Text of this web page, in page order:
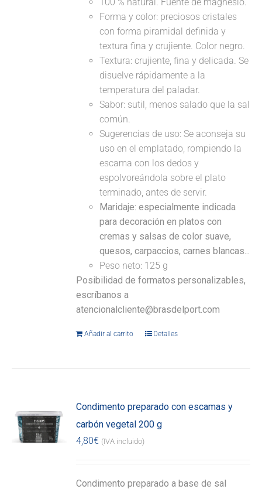
100 % natural. Fuente de magnesio.
Forma y color: preciosos cristales
con forma piramidal definida y
textura fina y crujiente. Color negro.
Textura: crujiente, fina y delicada. Se
disuelve rápidamente a la
temperatura del paladar.
Sabor: sutil, menos salado que la sal
común.
Sugerencias de uso: Se aconseja su
uso en el emplatado, rompiendo la
escama con los dedos y
espolvoreándola sobre el plato
terminado, antes de servir.
Maridaje: especialmente indicada
para decoración en platos con
cremas y salsas de color suave,
quesos, carpaccios, carnes blancas...
Peso neto: 125 g
Posibilidad de formatos personalizables,
escríbanos a
atencionalcliente@brasdelport.com
Añadir al carrito Detalles
Condimento preparado con escamas y
carbón vegetal 200 g
4,80€ (IVA incluido)
Condimento preparado a base de sal